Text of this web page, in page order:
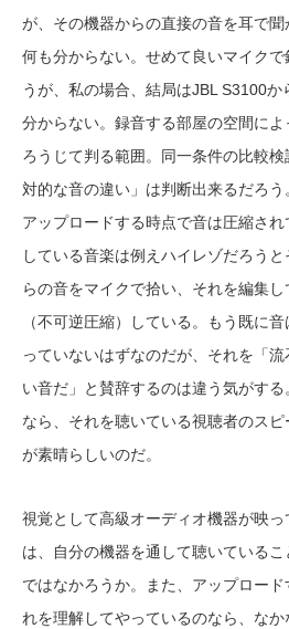
が、その機器からの直接の音を耳で
何も分からない。せめて良いマイク
うが、私の場合、結局はJBL S3100
分からない。録音する部屋の空間に
ろうじて判る範囲。同一条件の比較
対的な音の違い」は判断出来るだろ
アップロードする時点で音は圧縮さ
している音楽は例えハイレゾだろう
らの音をマイクで拾い、それを編集
（不可逆圧縮）している。もう既に
っていないはずなのだが、それを「
い音だ」と賛辞するのは違う気がす
なら、それを聴いている視聴者のス
が素晴らしいのだ。
視覚として高級オーディオ機器が映
は、自分の機器を通して聴いている
ではなかろうか。また、アップロー
れを理解してやっているのなら、なか